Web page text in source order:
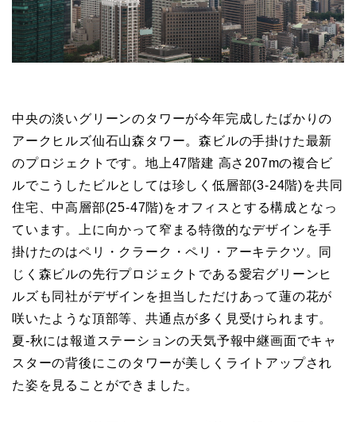
中央の淡いグリーンのタワーが今年完成したばかりの
アークヒルズ仙石山森タワー。森ビルの手掛けた最新
のプロジェクトです。地上47階建 高さ207mの複合ビ
ルでこうしたビルとしては珍しく低層部(3-24階)を共同
住宅、中高層部(25-47階)をオフィスとする構成となっ
ています。上に向かって窄まる特徴的なデザインを手
掛けたのはペリ・クラーク・ペリ・アーキテクツ。同
じく森ビルの先行プロジェクトである愛宕グリーンヒ
ルズも同社がデザインを担当しただけあって蓮の花が
咲いたような頂部等、共通点が多く見受けられます。
夏-秋には報道ステーションの天気予報中継画面でキャ
スターの背後にこのタワーが美しくライトアップされ
た姿を見ることができました。